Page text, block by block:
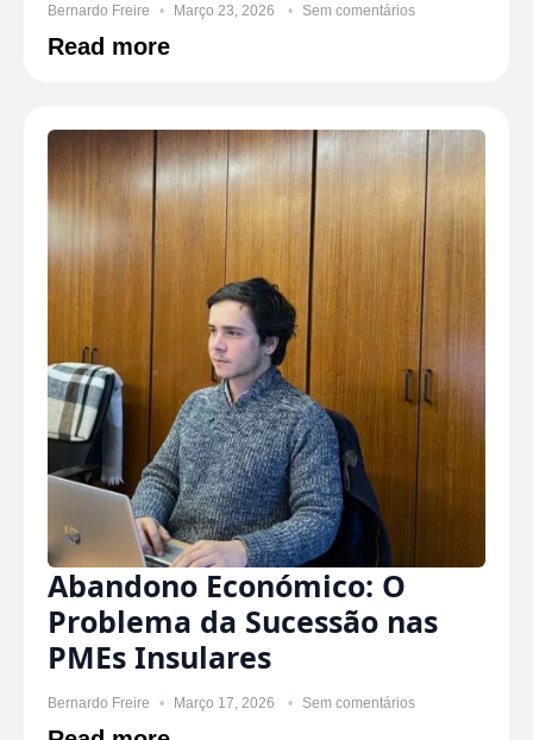
Bernardo Freire Março 23, 2026 Sem comentários
Read more
Abandono Económico: O
Problema da Sucessão nas
PMEs Insulares
Bernardo Freire Março 17, 2026 Sem comentários